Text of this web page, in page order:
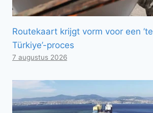
Routekaart krijgt vorm voor een
Türkiye’-proces
7 augustus 2026